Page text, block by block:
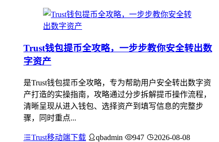
Trust钱包提币全攻略，一步步教你安全转出数
字资产
是Trust钱包提币全攻略，专为帮助用户安全转出数字资
产打造的实操指南，攻略通过分步拆解提币操作流程，
清晰呈现从进入钱包、选择资产到填写信息的完整步
骤，同时重点...
Trust移动端下载 qbadmin 947 2026-08-08